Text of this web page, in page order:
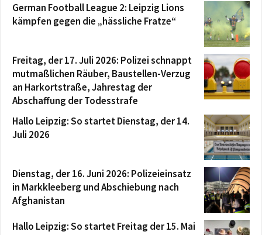
German Football League 2: Leipzig Lions
kämpfen gegen die „hässliche Fratze“
Freitag, der 17. Juli 2026: Polizei schnappt
mutmaßlichen Räuber, Baustellen-Verzug
an Harkortstraße, Jahrestag der
Abschaffung der Todesstrafe
Hallo Leipzig: So startet Dienstag, der 14.
Juli 2026
Dienstag, der 16. Juni 2026: Polizeieinsatz
in Markkleeberg und Abschiebung nach
Afghanistan
Hallo Leipzig: So startet Freitag der 15. Mai